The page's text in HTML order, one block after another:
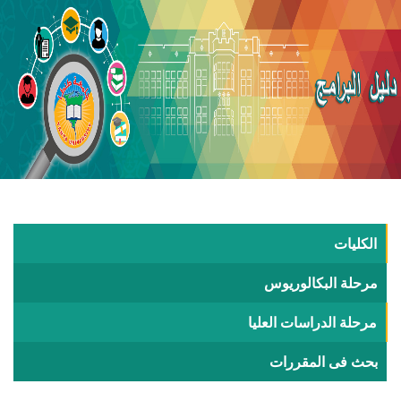
الكليات
مرحلة البكالوريوس
مرحلة الدراسات العليا
بحث فى المقررات